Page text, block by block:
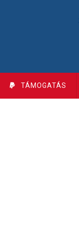
TÁMOGATÁS